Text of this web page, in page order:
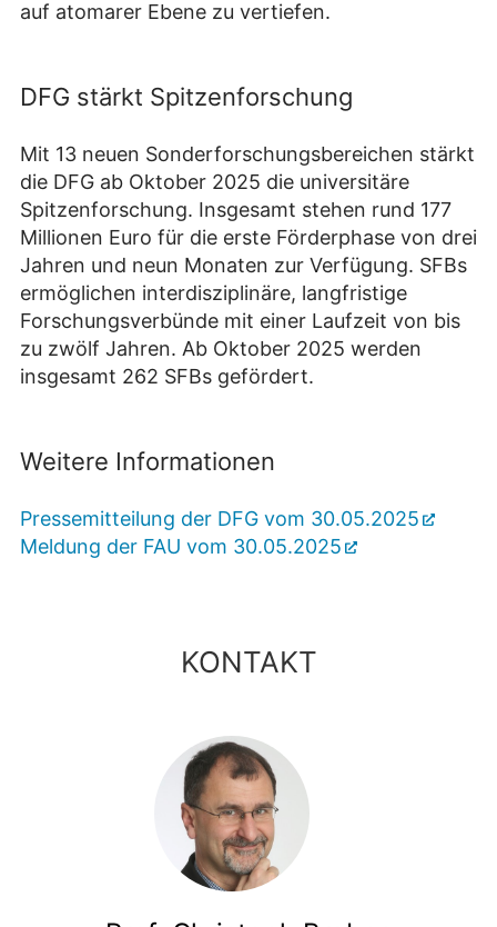
auf atomarer Ebene zu vertiefen.
DFG stärkt Spitzenforschung
Mit 13 neuen Sonderforschungsbereichen stärkt
die DFG ab Oktober 2025 die universitäre
Spitzenforschung. Insgesamt stehen rund 177
Millionen Euro für die erste Förderphase von drei
Jahren und neun Monaten zur Verfügung. SFBs
ermöglichen interdisziplinäre, langfristige
Forschungsverbünde mit einer Laufzeit von bis
zu zwölf Jahren. Ab Oktober 2025 werden
insgesamt 262 SFBs gefördert.
Weitere Informationen
Pressemitteilung der DFG vom 30.05.2025
Meldung der FAU vom 30.05.2025
KONTAKT